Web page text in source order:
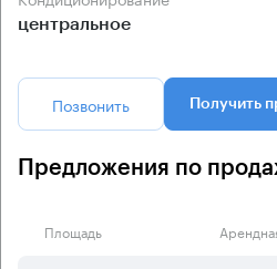
центральное
Позвонить Получить
Предложения по
Площадь